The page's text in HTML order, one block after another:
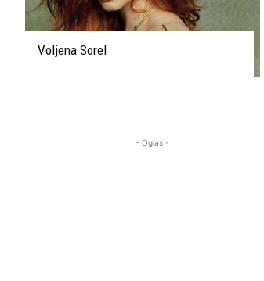
Voljena Sorel
- Oglas -